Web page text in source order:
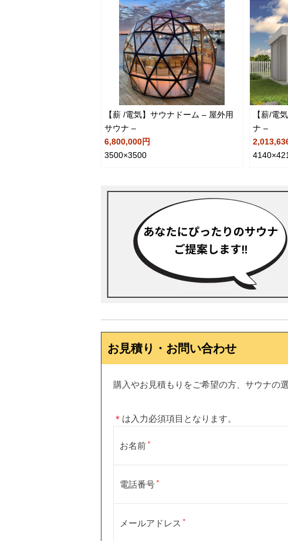
【薪 /電気】サウナドーム – 屋外用
サウナ –
6,800,000円
3500×3500
【薪/電
ナ –
お見積り・お問い合わせ
購入やお見積もりをご希望の方、サウナの
＊ は入力必須項目となります。
お名前
電話番号
メールアドレス